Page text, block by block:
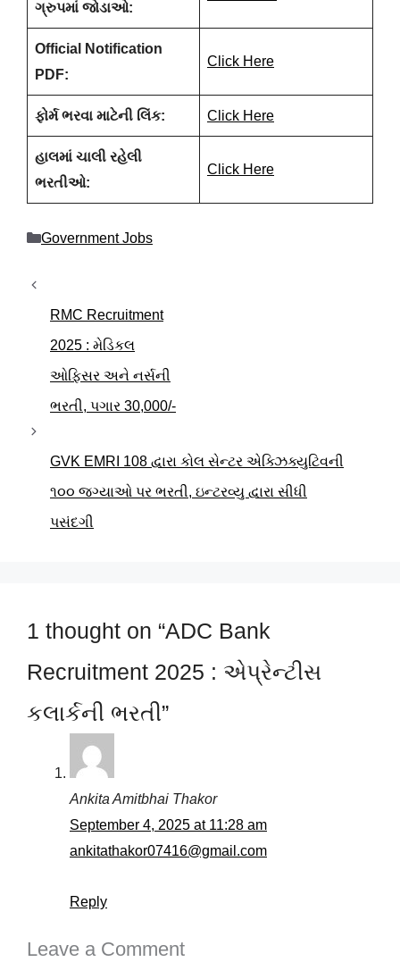
ગ્રુપમાં જોડાઓ:
Official Notification
PDF:
Click Here
ફોર્મ ભરવા માટેની લિંક: Click Here
હાલમાં ચાલી રહેલી
ભરતીઓ:
Click Here
Categories
Government Jobs
RMC Recruitment
2025 : મેડિકલ
ઓફિસર અને નર્સની
ભરતી, પગાર 30,000/-
GVK EMRI 108 દ્વારા કોલ સેન્ટર એક્ઝિક્યુટિવની
૧૦૦ જગ્યાઓ પર ભરતી, ઇન્ટરવ્યુ દ્વારા સીધી
પસંદગી
1 thought on “ADC Bank
Recruitment 2025 : એપ્રેન્ટીસ
કલાર્કની ભરતી”
Ankita Amitbhai Thakor
September 4, 2025 at 11:28 am
ankitathakor07416@gmail.com
Reply
Leave a Comment